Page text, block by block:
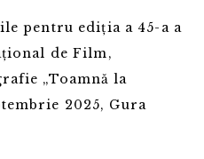
pentru ediția a 45-a a
de Film,
„Toamnă la
2025, Gura